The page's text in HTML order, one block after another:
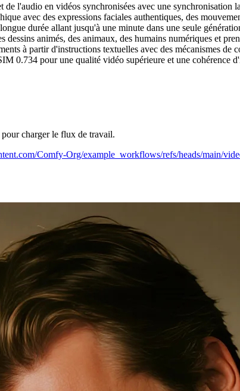
de l'audio en vidéos synchronisées avec une synchronisation
avec des expressions faciales authentiques, des
durée allant jusqu'à une minute dans une seule
dessins animés, des animaux, des humains numériques et
à partir d'instructions textuelles avec des mécanismes
0.734 pour une qualité vidéo supérieure et une cohérence
charger le flux de travail.
Comfy-Org/example_workflows/refs/heads/main/